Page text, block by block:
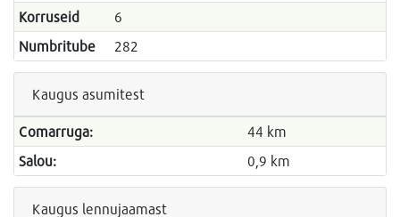
Korruseid
6
Numbritube
282
Kaugus asumitest
Comarruga:
44 km
Salou:
0,9 km
Kaugus lennujaamast